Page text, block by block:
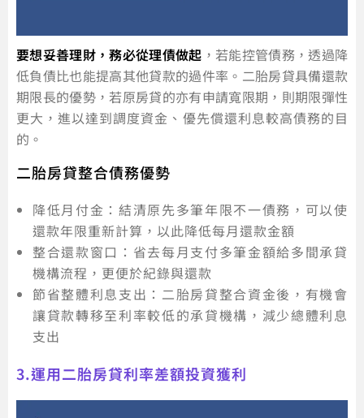
要想妥善理財，務必從理債做起 ，若能控管債務，透過降
低負債比也能提高其他貸款的過件率。二胎房貸具備還款
期限長的優勢，若原房貸的亦有申請寬限期，則期限彈性
更大，進以達到調度資金、優先償還利息較高債務的目
的。
二胎房貸整合債務優勢
降低月付金：結清原先多筆年限不一債務，可以使
還款年限重新計算，以此降低每月還款金額
整合還款窗口：省去每月支付多筆金額給多間承貸
機構流程，更便於紀錄與還款
節省整體利息支出：二胎房貸整合資金後，有機會
讓貸款轉移至利率較低的承貸機構，減少總體利息
支出
3.運用二胎房貸利率差額投資獲利